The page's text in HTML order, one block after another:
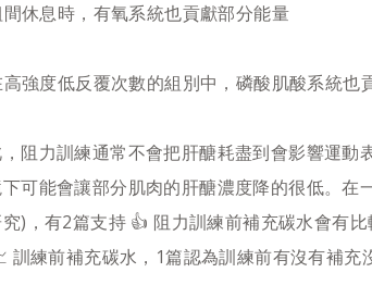
間休息時，有氧系統也貢獻部分能量
高強度低反覆次數的組別中，磷酸肌酸系統也
阻力訓練通常不會把肝醣耗盡到會影響運動
可能會讓部分肌肉的肝醣濃度降的很低。在
)，有2篇支持 👍 阻力訓練前補充碳水會有
訓練前補充碳水，1篇認為訓練前有沒有補充